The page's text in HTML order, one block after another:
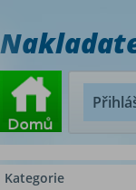
Kategorie